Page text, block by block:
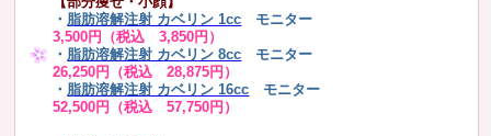
・ 脂肪溶解注射 カベリン 1cc モニター
3,500円（税込 3,850円）
・ 脂肪溶解注射 カベリン 8cc モニター
26,250円（税込 28,875円）
・ 脂肪溶解注射 カベリン 16cc
モニター
52,500円（税込 57,750円）